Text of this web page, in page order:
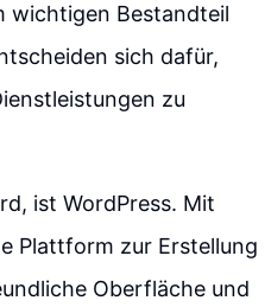
wichtigen Bestandteil
sich dafür,
zu
ist WordPress. Mit
Plattform zur Erstellung
Oberfläche und